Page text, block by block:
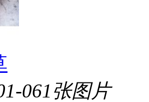
061张图片